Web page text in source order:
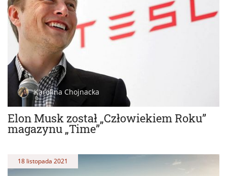
Elon Musk został „Człowiekiem Roku”
magazynu „Time”
Karolina Chojnacka
18 listopada 2021